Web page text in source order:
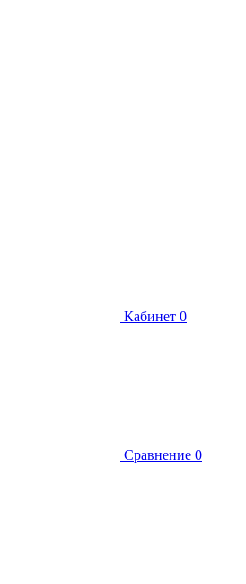
Кабинет 0
Сравнение 0